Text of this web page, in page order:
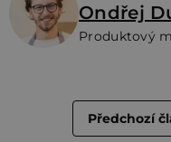
Ondřej
Produktový
Předchozí